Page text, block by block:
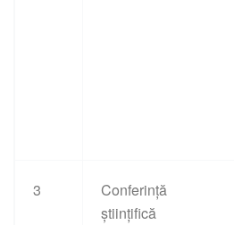
3
Conferință
științifică